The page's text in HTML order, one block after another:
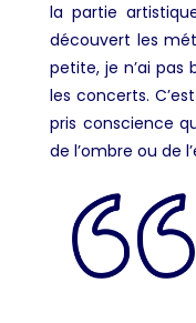
la partie
découvert les
petite, je n’ai pas
les concerts.
pris conscience
de l’ombre ou de